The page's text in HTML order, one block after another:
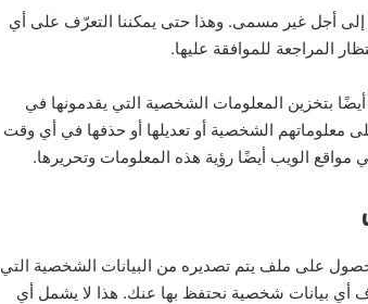
به إلى أجل غير مسمى. وهذا حتى يمكننا التعرّف على أي
المراجعة للموافقة عليها.
بتخزين المعلومات الشخصية التي يقدمونها في
الشخصية أو تعديلها أو حذفها في أي وقت
الويب أيضًا رؤية هذه المعلومات وتحريرها.
على ملف يتم تصديره من البيانات الشخصية التي
أي بيانات شخصية نحتفظ بها عنك. هذا لا يشمل أي